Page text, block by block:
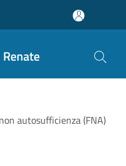
autosufficienza (FNA)